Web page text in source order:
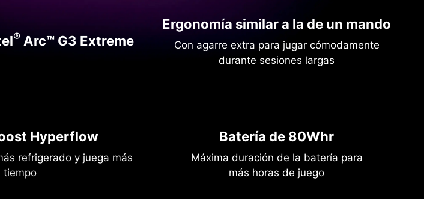
®Arc™ G3 Extreme
Ergonomía similar a la de un mando
Con agarre extra para jugar cómodamente
durante sesiones largas
Hyperflow
refrigerado y juega más
tiempo
Batería de 80Whr
Máxima duración de la batería para
más horas de juego